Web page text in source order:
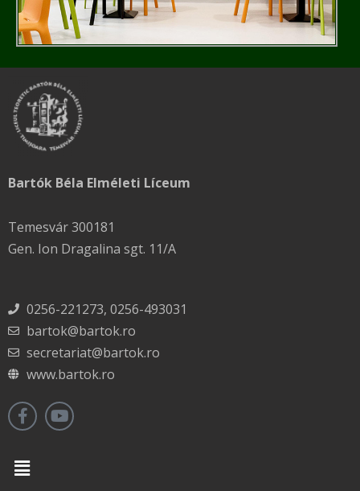
Bartók Béla Elméleti Líceum
Temesvár 300181
Gen. Ion Dragalina sgt. 11/A
0256-221273, 0256-493031
bartok@bartok.ro
secretariat@bartok.ro
www.bartok.ro
Menu